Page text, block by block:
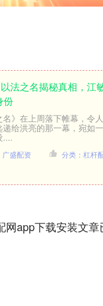
法之名揭秘真相，江
份
名》在上周落下帷幕，令
递给洪亮的那一幕，宛如
....
广盛配资 分类：杠杆
网app下载安装文